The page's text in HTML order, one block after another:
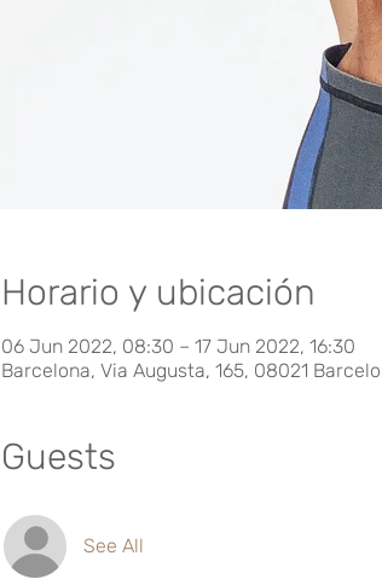
Horario y ubicación
06 Jun 2022, 08:30 – 17 Jun 2022, 16:30
Barcelona, Via Augusta, 165, 08021
Guests
See All